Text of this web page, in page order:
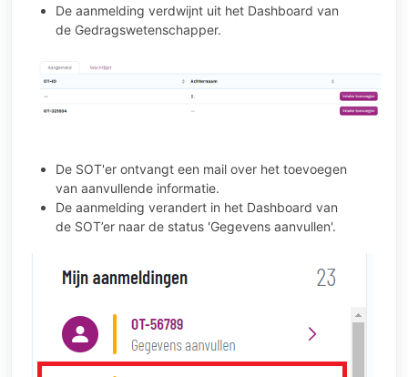
De aanmelding verdwijnt uit het Dashboard van
de Gedragswetenschapper.
De SOT'er ontvangt een mail over het toevoegen
van aanvullende informatie.
De aanmelding verandert in het Dashboard van
de SOT’er naar de status 'Gegevens aanvullen'.